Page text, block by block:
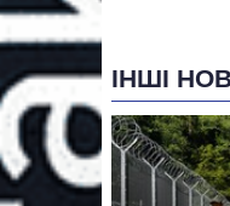
ІНШІ